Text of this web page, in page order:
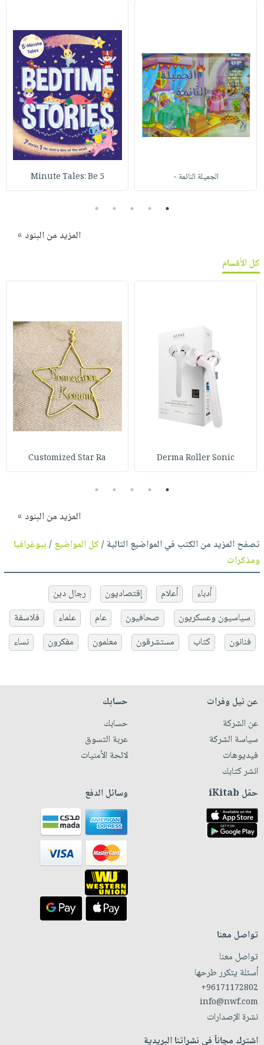
الجميلة النائمة - 5 Minute Tales: Be
1
2
3
4
5
المزيد من البنود »
كل الأقسام
Derma Roller Sonic
Customized Star Ra
1
2
3
4
5
المزيد من البنود »
تصفح المزيد من الكتب في المواضيع التالية /كل المواضيع/بيوغرافيا
ومذكرات
أدباء أعلام إقتصاديون
رجال دين
سياسيون وعسكريون
صحافيون عام علماء
فلاسفة
فنانون
كتاب مستشرقون معلمون مفكرون نساء
عن نيل وفرات
عن الشركة
سياسة الشركة
فيديوهات
انشر كتابك
حسابك
حسابك
عربة التسوق
لائحة الأمنيات
حمّل iKitab وسائل الدفع
تواصل معنا
تواصل معنا
أسئلة يتكرر طرحها
+96171172802
info@nwf.com
نشرة الإصدارات
اشترك مجاناً في نشراتنا البريدية